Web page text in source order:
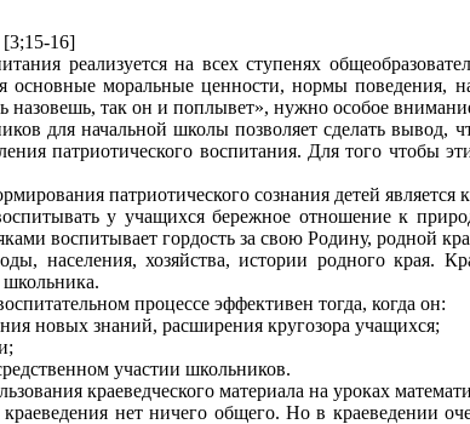
[3;15-16]
реализуется на всех ступенях
основные моральные ценности, нормы
назовешь, так он и поплывет», нужно особое
для начальной школы позволяет сделать
патриотического воспитания. Для того чтобы
патриотического сознания детей является
у учащихся бережное отношение к
воспитывает гордость за свою Родину, родной
населения, хозяйства, истории родного края.
процессе эффективен тогда, когда он:
новых знаний, расширения кругозора учащихся;
участии школьников.
краеведческого материала на уроках
нет ничего общего. Но в краеведении